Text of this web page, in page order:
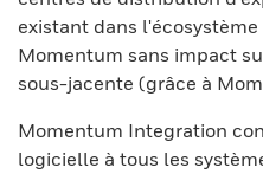
existant dans
Momentum sans impact
sous-jacente (grâce à
Momentum Integration
logicielle à tous les